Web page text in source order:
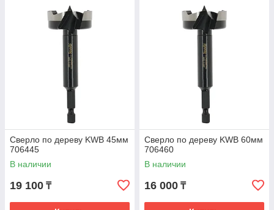
Сверло по дереву KWB 45мм
706445
В наличии
19 100 ₸
Сверло по дереву KWB 60мм
706460
В наличии
16 000 ₸